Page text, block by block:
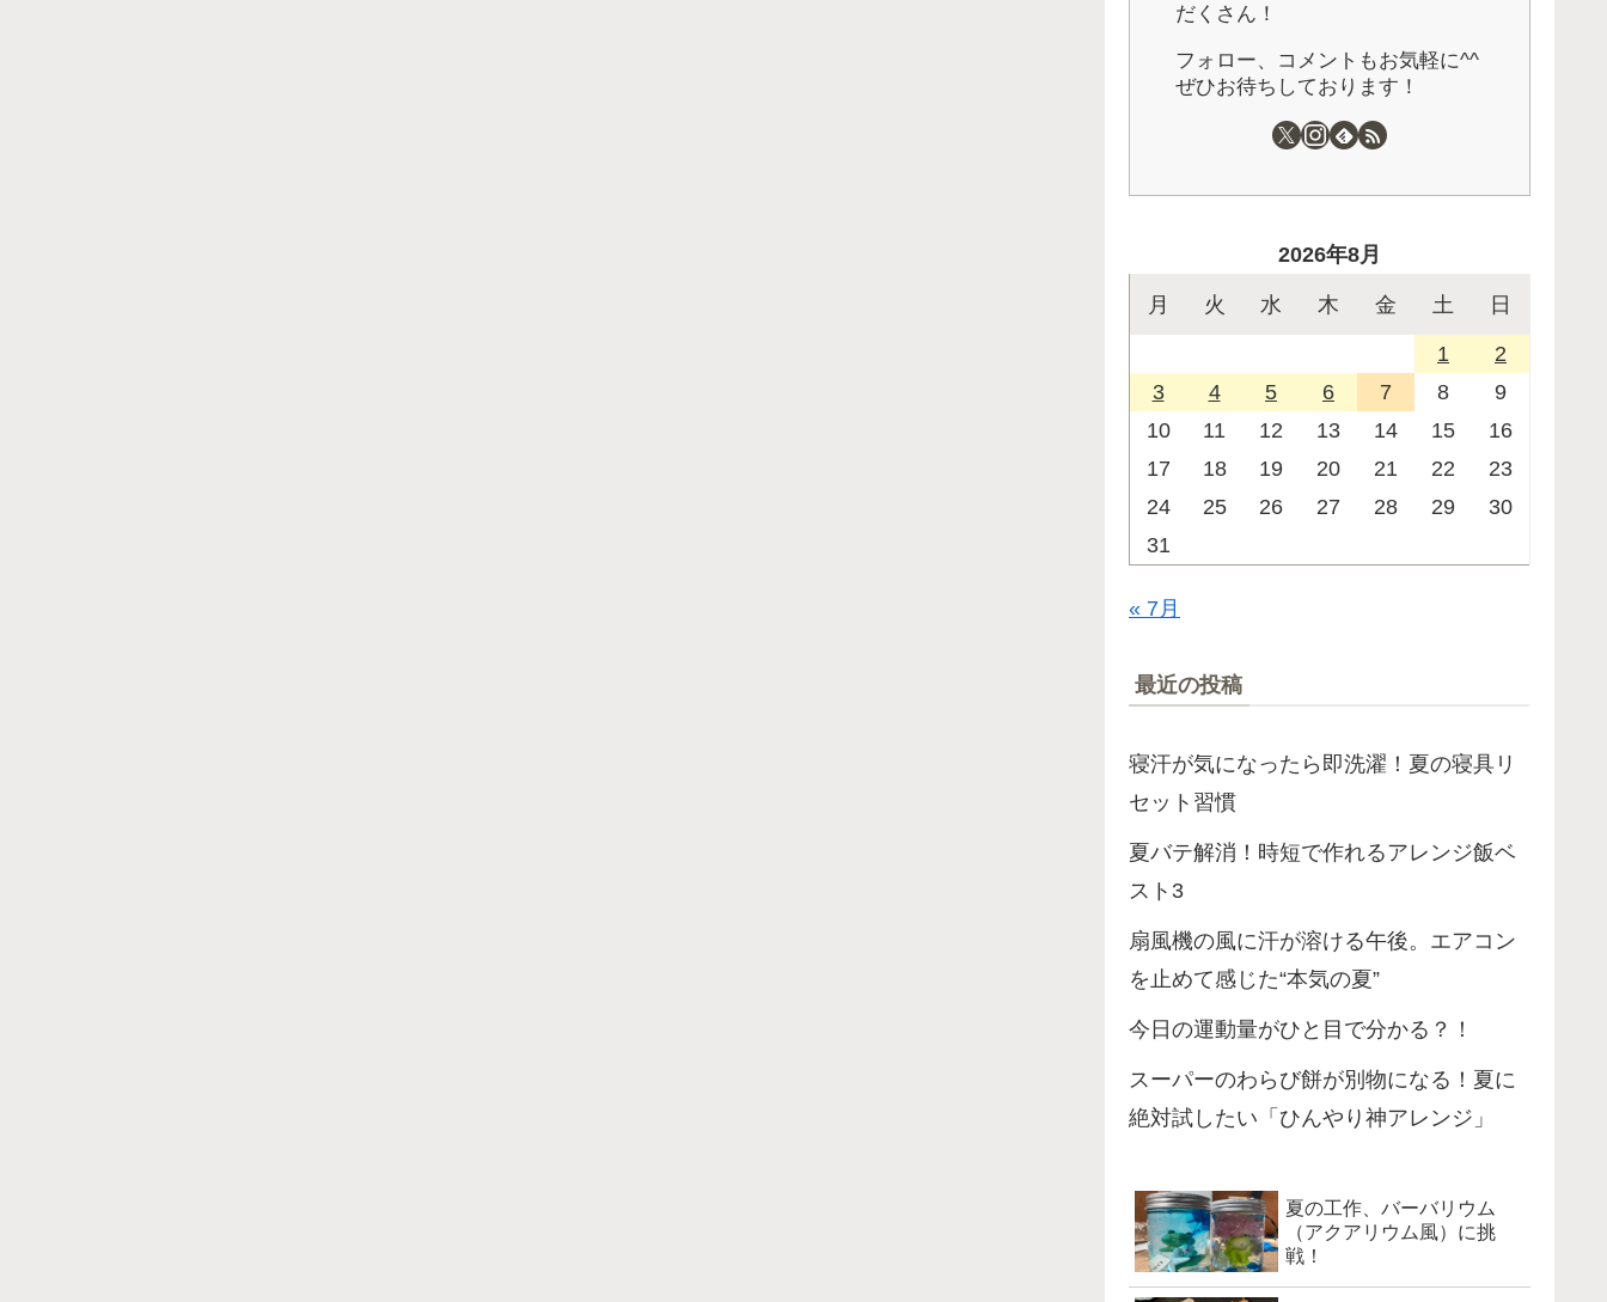
だくさん！
フォロー、コメントもお気軽に^^
ぜひお待ちしております！
2026年8月
月 火 水 木 金 土 日
1
2
3
4 5 6 7 8
9
10
11 12 13 14 15
16
17
18 19 20 21 22
23
24
25 26 27 28 29
30
31
« 7月
最近の投稿
寝汗が気になったら即洗濯！夏の寝具リ
セット習慣
夏バテ解消！時短で作れるアレンジ飯ベ
スト3
扇風機の風に汗が溶ける午後。エアコン
を止めて感じた“本気の夏”
今日の運動量がひと目で分かる？！
スーパーのわらび餅が別物になる！夏に
絶対試したい「ひんやり神アレンジ」
夏の工作、バーバリウム
（アクアリウム風）に挑
戦！